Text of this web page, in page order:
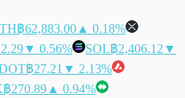
฿62,883.00 ▲ 0.18%
▼ 0.56% SOL฿2,406.12 ▼
฿27.21 ▼ 2.13%
฿270.89 ▲ 0.94%